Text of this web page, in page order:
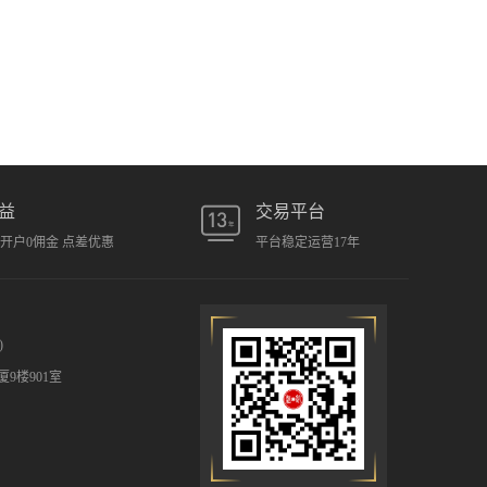
户0佣金 点差优惠
交易平台
平台稳定运营17年
9楼901室